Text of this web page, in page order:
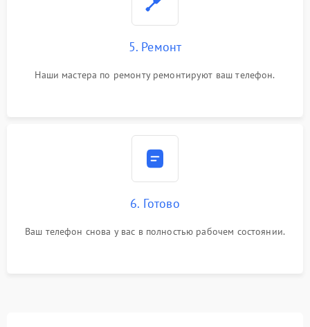
5. Ремонт
Наши мастера по ремонту ремонтируют ваш телефон.
6. Готово
Ваш телефон снова у вас в полностью рабочем состоянии.